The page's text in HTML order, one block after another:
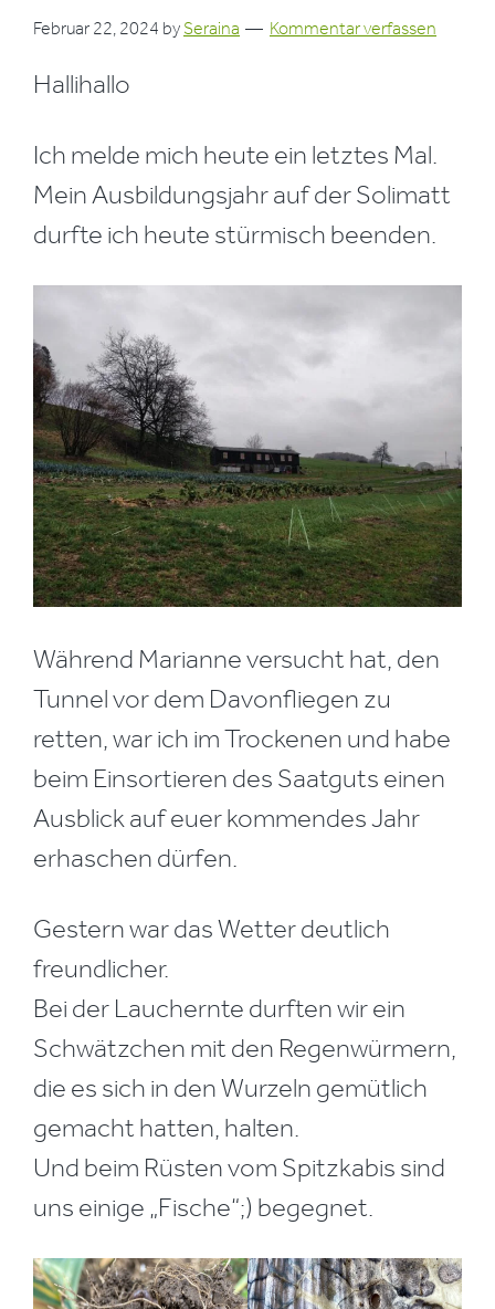
Februar 22, 2024 by Seraina Kommentar verfassen
Hallihallo
Ich melde mich heute ein letztes Mal.
Mein Ausbildungsjahr auf der Solimatt
durfte ich heute stürmisch beenden.
Während Marianne versucht hat, den
Tunnel vor dem Davonfliegen zu
retten, war ich im Trockenen und habe
beim Einsortieren des Saatguts einen
Ausblick auf euer kommendes Jahr
erhaschen dürfen.
Gestern war das Wetter deutlich
freundlicher.
Bei der Lauchernte durften wir ein
Schwätzchen mit den Regenwürmern,
die es sich in den Wurzeln gemütlich
gemacht hatten, halten.
Und beim Rüsten vom Spitzkabis sind
uns einige „Fische“;) begegnet.